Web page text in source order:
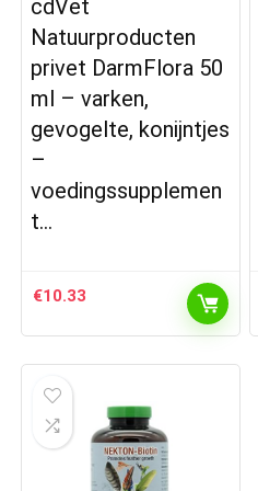
cdVet
Natuurproducten
privet DarmFlora 50
ml – varken,
gevogelte, konijntjes
–
voedingssupplemen
t…
€10.33